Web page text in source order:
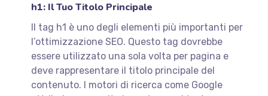
h1: Il Tuo Titolo Principale
Il tag h1 è uno degli elementi più importanti per
l’ottimizzazione SEO. Questo tag dovrebbe
essere utilizzato una sola volta per pagina e
deve rappresentare il titolo principale del
contenuto. I motori di ricerca come Google